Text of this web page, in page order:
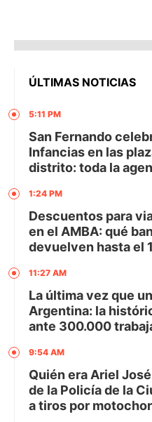
ÚLTIMAS NOTICIAS
5:11 PM
San Fernando
Infancias en las
distrito: toda la
1:24 PM
Descuentos para
en el AMBA: qué
devuelven hasta el
11:27 AM
La última vez que
Argentina: la
ante 300.000
9:54 AM
Quién era Ariel
de la Policía de la
a tiros por